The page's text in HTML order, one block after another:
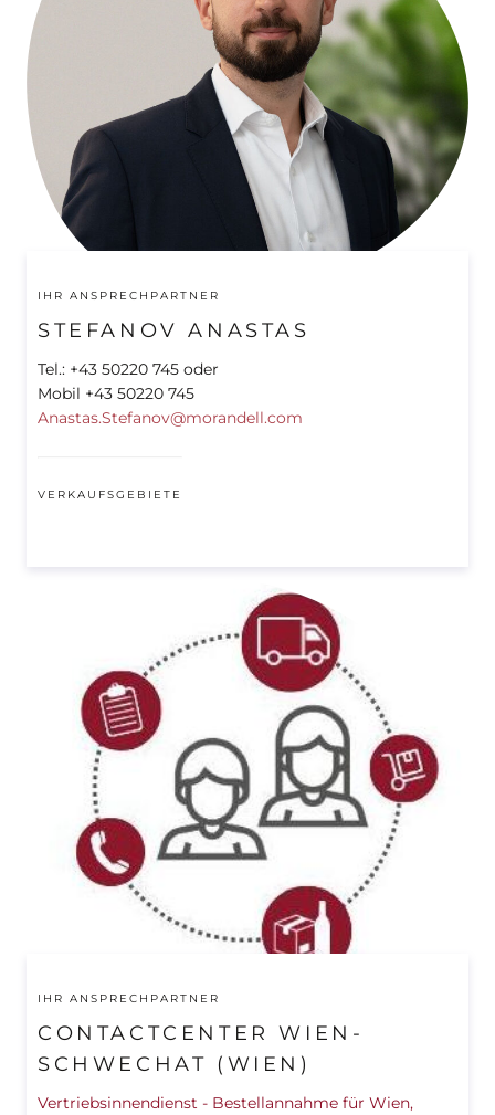
IHR ANSPRECHPARTNER
STEFANOV ANASTAS
Tel.: +43 50220 745 oder
Mobil +43 50220 745
Anastas.Stefanov@morandell.com
VERKAUFSGEBIETE
IHR ANSPRECHPARTNER
CONTACTCENTER WIEN-
SCHWECHAT (WIEN)
Vertriebsinnendienst - Bestellannahme für Wien,